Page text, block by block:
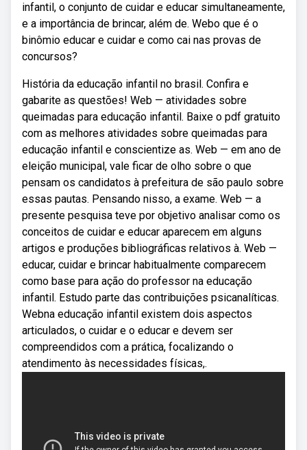
infantil, o conjunto de cuidar e educar simultaneamente,
e a importância de brincar, além de. Webo que é o
binômio educar e cuidar e como cai nas provas de
concursos?
História da educação infantil no brasil. Confira e
gabarite as questões! Web — atividades sobre
queimadas para educação infantil. Baixe o pdf gratuito
com as melhores atividades sobre queimadas para
educação infantil e conscientize as. Web — em ano de
eleição municipal, vale ficar de olho sobre o que
pensam os candidatos à prefeitura de são paulo sobre
essas pautas. Pensando nisso, a exame. Web — a
presente pesquisa teve por objetivo analisar como os
conceitos de cuidar e educar aparecem em alguns
artigos e produções bibliográficas relativos à. Web —
educar, cuidar e brincar habitualmente comparecem
como base para ação do professor na educação
infantil. Estudo parte das contribuições psicanalíticas.
Webna educação infantil existem dois aspectos
articulados, o cuidar e o educar e devem ser
compreendidos com a prática, focalizando o
atendimento às necessidades físicas,.